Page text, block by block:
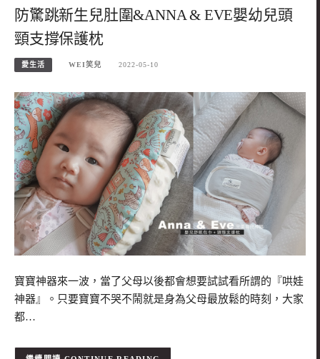
防驚跳新生兒肚圍&ANNA & EVE嬰幼兒頭
頸支撐保護枕
愛生活 WEI笑兒 2022-05-10
寶寶神器來一波，當了父母以後都會想要試試看所謂的『哄娃
神器』。只要寶寶不哭不鬧就是身為父母最放鬆的時刻，大家
都…